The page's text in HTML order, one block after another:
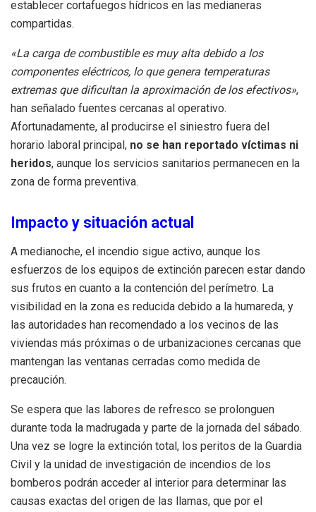
establecer cortafuegos hídricos en las medianeras
compartidas.
«La carga de combustible es muy alta debido a los
componentes eléctricos, lo que genera temperaturas
extremas que dificultan la aproximación de los efectivos»,
han señalado fuentes cercanas al operativo.
Afortunadamente, al producirse el siniestro fuera del
horario laboral principal, no se han reportado víctimas ni
heridos, aunque los servicios sanitarios permanecen en la
zona de forma preventiva.
Impacto y situación actual
A medianoche, el incendio sigue activo, aunque los
esfuerzos de los equipos de extinción parecen estar dando
sus frutos en cuanto a la contención del perímetro. La
visibilidad en la zona es reducida debido a la humareda, y
las autoridades han recomendado a los vecinos de las
viviendas más próximas o de urbanizaciones cercanas que
mantengan las ventanas cerradas como medida de
precaución.
Se espera que las labores de refresco se prolonguen
durante toda la madrugada y parte de la jornada del sábado.
Una vez se logre la extinción total, los peritos de la Guardia
Civil y la unidad de investigación de incendios de los
bomberos podrán acceder al interior para determinar las
causas exactas del origen de las llamas, que por el